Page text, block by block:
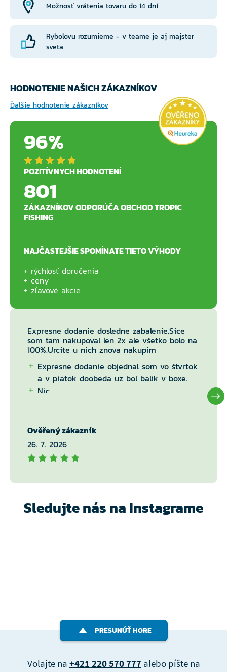
Možnosť vrátenia tovaru do 14 dní
Rybolovu rozumieme - v teame je aj majster
sveta
HODNOTENIE NAŠICH ZÁKAZNÍKOV
Ďalšie hodnotenie zákazníkov
96%
POZITÍVNYCH HODNOTENÍ
801
ZÁKAZNÍKOV ODPORÚČA OBCHOD TROPIC
FISHING
NAJČASTEJŠIE SPOMÍNATE TIETO VÝHODY
rýchlosť doručenia
ceny
zľavové akcie
Expresne dodanie dosledne zabalenie.Sice
som tam nakupoval len 2x ale všetko bolo na
100%.Urcite u nich znova nakupim
Expresne dodanie objednal som vo štvrtok
a v piatok doobeda uz bol balik v boxe.
Nic
Ověřený zákazník
26. 7. 2026
Sledujte nás na Instagrame
PRESUNÚŤ HORE
Volajte na +421 220 570 777alebo píšte na